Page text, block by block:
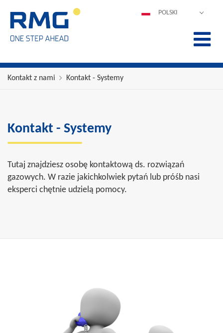
POLSKI
Kontakt z nami Kontakt - Systemy
Kontakt - Systemy
Tutaj znajdziesz osobę kontaktową ds. rozwiązań
gazowych. W razie jakichkolwiek pytań lub próśb nasi
eksperci chętnie udzielą pomocy.